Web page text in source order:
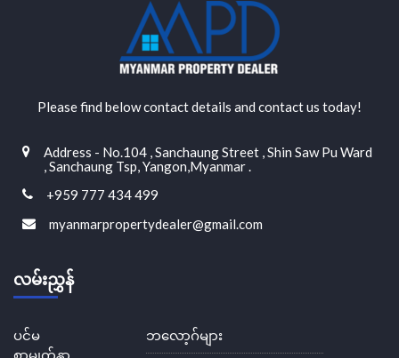
Please find below contact details and contact us today!
Address - No.104 , Sanchaung Street , Shin Saw Pu Ward
, Sanchaung Tsp, Yangon,Myanmar .
+959 777 434 499
myanmarpropertydealer@gmail.com
လမ်းညွှန်
ပင်မ
စာမျက်နှာ
ဘလော့ဂ်များ